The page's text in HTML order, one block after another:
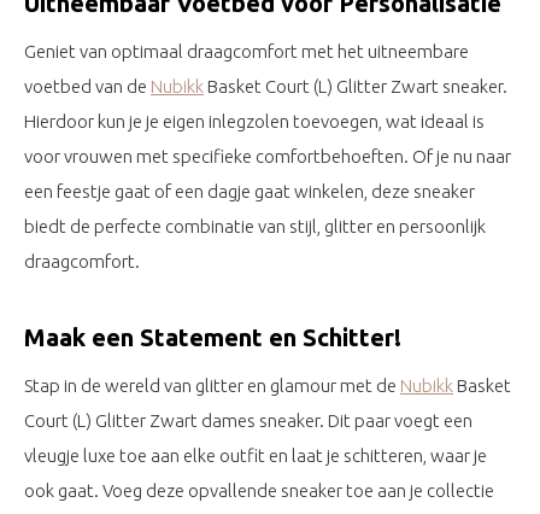
Geniet van optimaal draagcomfort met het uitneembare
voetbed van de Nubikk Basket Court (L) Glitter Zwart sneaker.
Hierdoor kun je je eigen inlegzolen toevoegen, wat ideaal is
voor vrouwen met specifieke comfortbehoeften. Of je nu naar
een feestje gaat of een dagje gaat winkelen, deze sneaker
biedt de perfecte combinatie van stijl, glitter en persoonlijk
draagcomfort.
Maak een Statement en Schitter!
Stap in de wereld van glitter en glamour met de Nubikk Basket
Court (L) Glitter Zwart dames sneaker. Dit paar voegt een
vleugje luxe toe aan elke outfit en laat je schitteren, waar je
ook gaat. Voeg deze opvallende sneaker toe aan je collectie